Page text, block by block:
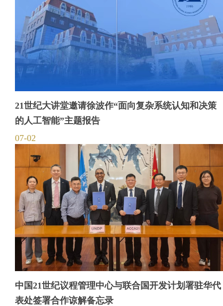
21世纪大讲堂邀请徐波作“面向复杂系统认知和决策
的人工智能”主题报告
07-02
中国21世纪议程管理中心与联合国开发计划署驻华代
表处签署合作谅解备忘录